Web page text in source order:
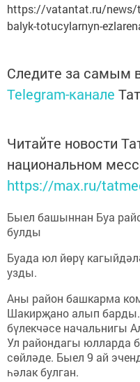
https://vatantat.ru/news/
balyk-totucylarnyn-
Следите за самым
Telegram-канале
Читайте новости
национальном
https://max.ru/
Быел башыннан Буа
булды
Буада юл йөрү
узды.
Аны район башкарма
Шакирҗано алып барды.
бүлекчәсе начальнигы
Ул райондагы юлларда
сөйләде. Быел 9 ай
һәлак булган.